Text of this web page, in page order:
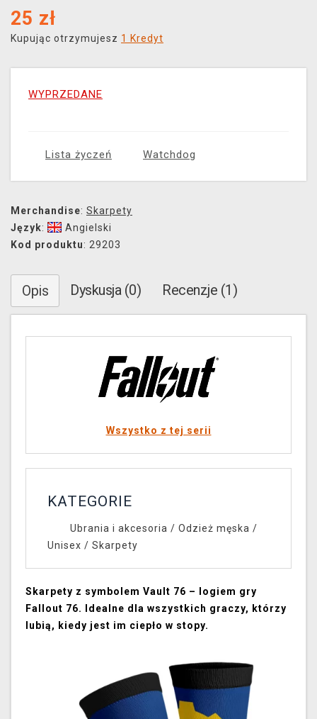
25 zł
Kupując otrzymujesz 1 Kredyt
WYPRZEDANE
Lista życzeń Watchdog
Merchandise: Skarpety
Język:
Angielski
Kod produktu: 29203
Opis Dyskusja (0) Recenzje (1)
Wszystko z tej serii
KATEGORIE
Ubrania i akcesoria / Odzież męska /
Unisex / Skarpety
Skarpety z symbolem Vault 76 – logiem gry
Fallout 76. Idealne dla wszystkich graczy, którzy
lubią, kiedy jest im ciepło w stopy.